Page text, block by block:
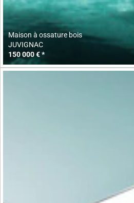
Maison à ossature bois
JUVIGNAC
150 000 € *